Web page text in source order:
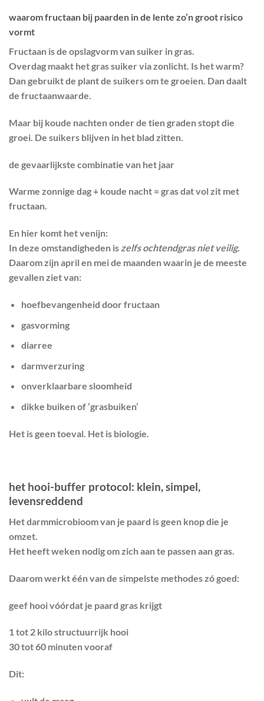
waarom fructaan bij paarden in de lente zo’n groot risico
vormt
Fructaan is de opslagvorm van suiker in gras.
Overdag maakt het gras suiker via zonlicht. Is het warm?
Dan gebruikt de plant de suikers om te groeien. Dan daalt
de fructaanwaarde.
Maar bij koude nachten onder de tien gradenstopt die
groei. De suikers blijven in het blad zitten.
de gevaarlijkste combinatie van het jaar
Warme zonnige dag + koude nacht =gras dat vol zit met
fructaan.
En hier komt het venijn:
In deze omstandigheden is zelfs ochtendgras niet veilig.
Daarom zijn april en mei de maanden waarin je de meeste
gevallen ziet van:
hoefbevangenheid door fructaan
gasvorming
diarree
darmverzuring
onverklaarbare sloomheid
dikke buiken of ‘grasbuiken’
Het is geen toeval. Het is biologie.
het hooi-buffer protocol: klein, simpel,
levensreddend
Het darmmicrobioom van je paard is geen knop die je
omzet.
Het heeft weken nodig om zich aan te passen aan gras.
Daarom werkt één van de simpelste methodes zó goed:
geef hooi vóórdat je paard gras krijgt
1 tot 2 kilo structuurrijk hooi
30 tot 60 minuten vooraf
Dit: